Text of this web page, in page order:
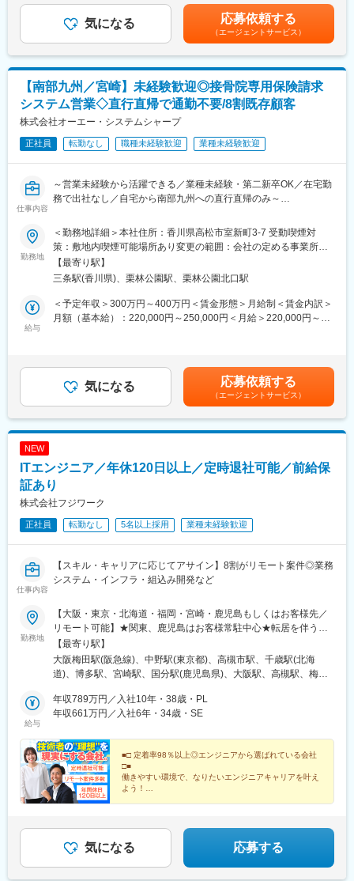
が目指せます。
全国で年間100名以上の方が正社員化されております。
■目標設定
ノルマはなく「販売実績やお客様満足度」に関する目標を設定い
たします。
販売目標は、チームとしての目標値が各クルーに分配される仕組
みのため、チームで協力し合い達成していく文化がございます。
その他、定性観点でも詳細に目標設定を行うため、ご自身が日々
業務で意識することを明確に定め、やりがいや達成感をもって働
ける環境です。
シフト制のため、毎月シフト提出時に希望をご提示していただけ
れば、比較的通りやすい環境です。（土日祝出社必須）
変更の範囲：会社の定める業務
・現場調査（機器の既存設定、構成等）
・セキュリティ診断
（3）社内外調整
・サービス導入に向けた基本設計（FT連携）
・設定シート等の指示書作成（FT連携）
・メーカーや協力会社と調整
（5）アフターフォロー
・機器／サービスの使い方の説明
・不具合原因の切り分け対応
■契約更新：
・契約の更新：更新上限：有 通算契約期間上限3年
年更新・賞与有)→正社員というステップでキャリアアップ可能!
・正社員登用後はチーフやマネージャ等へのキャリアアップ制度
を制定しておりステップアップ実績も多数あり!
【SE:セールスエンジニア】
・契約社員グレードBからグレードAへ昇格：最短7か月、平均1年
■給与制度：
・固定給に加えNTTグループ唯一のインセンティブ制度を導入。
自身の頑張りが給与にしっかり反映される環境です。
・中途採用では珍しい手厚い新人研修あり！未経験からスキルを
身につけられる環境です。
・職種によって研修期間は異なります。
・オンライン研修と集合研修を組み合わせた内容となっており、
集合研修については大阪市内の会場で開催します。
※通勤不可の方には宿泊を手配いたします。
変更の範囲：会社の定める業務
410万（3年目：リージョナル社員） 440万（4年目：ビジネスフ
ロント採用社員）610万賃金はあくまでも目安の金額であり、選
考を通じて上下する可能性があります。月給(月額)は固定手当を含
めた表記です。
気になる 応募依頼する
（エージェントサービス）
【南部九州／宮崎】未経験歓迎◎接骨院専用保険請求
システム営業◇直行直帰で通勤不要/8割既存顧客
株式会社オーエー・システムシャープ
正社員 転勤なし 職種未経験歓迎 業種未経験歓迎
仕事内容
～営業未経験から活躍できる／業種未経験・第二新卒OK／在宅勤
務で出社なし／自宅から南部九州への直行直帰のみ～
◎ご自宅を中心に、大分県・宮崎県・鹿児島県の南部九州エリア
を担当頂きます。
■業務概要：
接骨院や整骨院の煩雑な事務作業の負担を大幅に軽減する、「診
療報酬 明細書の作成管理システムの更新」のご提案をしていただ
きます。
このほか、取引先で得た要望やお困り事を回収し、新たなサービ
ス開発の視点を持ち業務に臨むことを期待します。
課題解決に向けたより良い提案を行っていただきます。
※社員の8割以上が目標を達成しており、それに対して営業手当で
還元しています。
■教育・研修体制：
用し、商材の詳細や過去の顧客データも参照することができ、営
業未経験の方も難なく関係構築をすることができます。
いただく時間も有りますのでご安心ください。
■業務のポイント：
・裁量権のある働き方：訪問する客先についてはご自身で計画立
てが可能となっております。計画の立て方についても研修でしっ
・完全週休2日制：土日祝休み・直行直帰となる為、プライベート
と仕事をしっかり分けて働くことが可能な環境です。
され、営業管理もスマホアプリで行えます。
■企業の魅力：
同社は昭和58年の創業時より、常に社会で・地域経済で必要とさ
れるものに焦点を当て、システムを通じたサービス展開を行って
客網の広さを活かし、今後も事業を効率化させるシステムの普及
に万進します。
柔軟性のある発想をもち、顧客の生活を豊かにすることに魅力を
勤務地
＜勤務地詳細＞本社住所：香川県高松市室新町3-7 受動喫煙対
策：敷地内喫煙可能場所あり変更の範囲：会社の定める事業所
（リモートワーク含む）
【最寄り駅】
三条駅(香川県)、栗林公園駅、栗林公園北口駅
給与
＜予定年収＞300万円～400万円＜賃金形態＞月給制＜賃金内訳＞
月額（基本給）：220,000円～250,000円＜月給＞220,000円～
3万円に加えて追加で3万円支給いたします。賃金はあくまでも目
安の金額であり、選考を通じて上下する可能性があります。月給
(月額)は固定手当を含めた表記です。
気になる 応募依頼する
（エージェントサービス）
NEW
ITエンジニア／年休120日以上／定時退社可能／前給保
証あり
株式会社フジワーク
正社員 転勤なし 5名以上採用 業種未経験歓迎
仕事内容
【スキル・キャリアに応じてアサイン】8割がリモート案件◎業務
システム・インフラ・組込み開発など
勤務地
【大阪・東京・北海道・福岡・宮崎・鹿児島もしくはお客様先／
リモート可能】★関東、鹿児島はお客様常駐中心★転居を伴う転
勤なし希望を最大限考慮して、下記もしくは各お客様先（大阪
府・滋賀県・京都府・兵庫県・千葉県・東京都・神奈川県・北海
道・福岡県・宮崎県・鹿児島県）へ配属いたします。■大阪本社：
京本社：東京都中野区新井1-11-2 ONEST中野ビル6F■高槻本部：
大阪府高槻市高槻町11-2 フジワークビル■千歳事業所：北海道千
岡事業所：福岡県福岡市博多区博多駅南1丁目2-3 博多駅前第一
ビル6階■宮崎事業所：宮崎県宮崎市広島1丁目18-11 フジワーク
ビルディング宮崎■鹿児島事業所：鹿児島県霧島市国分野口東8-45
102★在宅勤務時に業務で使用するPCは全て会社から貸与。ミー
ティング等はZoomやMicrosoft Teamsを使用し行っています。※詳
面禁煙
【最寄り駅】
大阪梅田駅(阪急線)、中野駅(東京都)、高槻市駅、千歳駅(北海
道)、博多駅、宮崎駅、国分駅(鹿児島県)、大阪駅、高槻駅、梅田
給与
年収789万円／入社10年・38歳・PL
年収661万円／入社6年・34歳・SE
■□ 定着率98％以上◎エンジニアから選ばれている会社
□■
働きやすい環境で、なりたいエンジニアキャリアを叶え
よう！
●年収200～300万円アップ実績あり
気になる 応募する